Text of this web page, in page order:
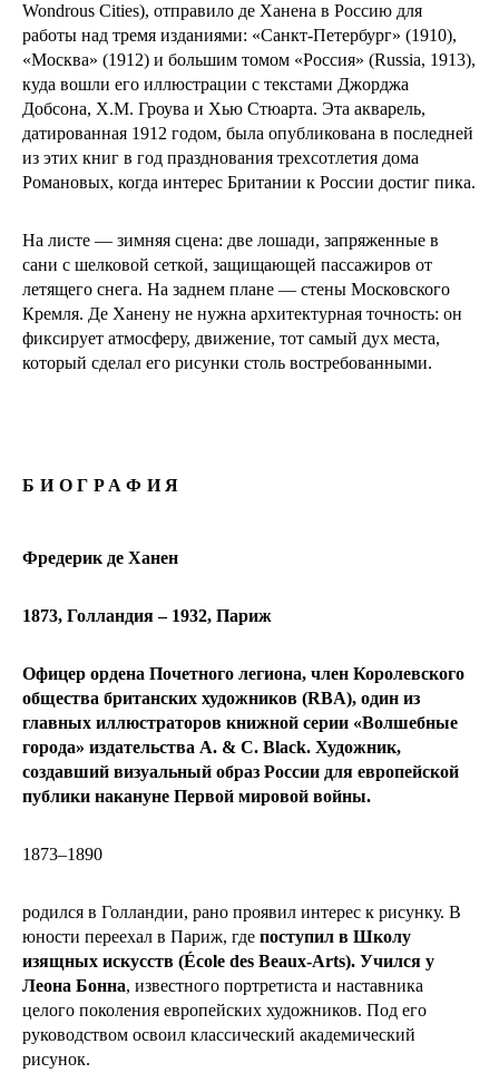
Wondrous Cities), отправило де Ханена в Россию для
работы над тремя изданиями: «Санкт-Петербург» (1910),
«Москва» (1912) и большим томом «Россия» (Russia, 1913),
куда вошли его иллюстрации с текстами Джорджа
Добсона, Х.М. Гроува и Хью Стюарта. Эта акварель,
датированная 1912 годом, была опубликована в последней
из этих книг в год празднования трехсотлетия дома
Романовых, когда интерес Британии к России достиг пика.
На листе — зимняя сцена: две лошади, запряженные в
сани с шелковой сеткой, защищающей пассажиров от
летящего снега. На заднем плане — стены Московского
Кремля. Де Ханену не нужна архитектурная точность: он
фиксирует атмосферу, движение, тот самый дух места,
который сделал его рисунки столь востребованными.
БИОГРАФИЯ
Фредерик де Ханен
1873, Голландия – 1932, Париж
Офицер ордена Почетного легиона, член Королевского
общества британских художников (RBA), один из
главных иллюстраторов книжной серии «Волшебные
города» издательства A. & C. Black. Художник,
создавший визуальный образ России для европейской
публики накануне Первой мировой войны.
1873–1890
родился в Голландии, рано проявил интерес к рисунку. В
юности переехал в Париж, где поступил в Школу
изящных искусств (École des Beaux-Arts). Учился у
Леона Бонна, известного портретиста и наставника
целого поколения европейских художников. Под его
руководством освоил классический академический
рисунок.